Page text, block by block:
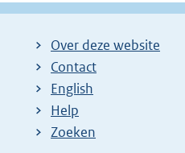
Over deze website
Contact
English
Help
Zoeken